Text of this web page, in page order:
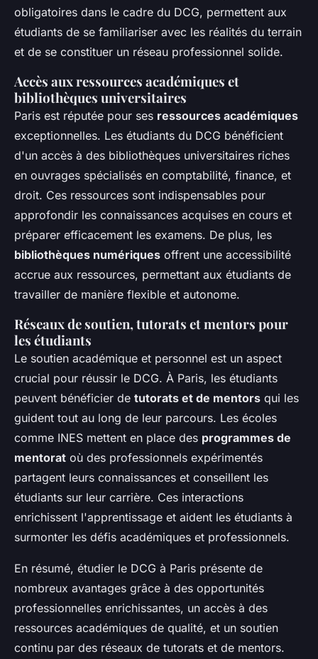
obligatoires dans le cadre du DCG, permettent aux
étudiants de se familiariser avec les réalités du terrain
et de se constituer un réseau professionnel solide.
Accès aux ressources académiques et
bibliothèques universitaires
Paris est réputée pour ses ressources académiques
exceptionnelles. Les étudiants du DCG bénéficient
d'un accès à des bibliothèques universitaires riches
en ouvrages spécialisés en comptabilité, finance, et
droit. Ces ressources sont indispensables pour
approfondir les connaissances acquises en cours et
préparer efficacement les examens. De plus, les
bibliothèques numériques offrent une accessibilité
accrue aux ressources, permettant aux étudiants de
travailler de manière flexible et autonome.
Réseaux de soutien, tutorats et mentors pour
les étudiants
Le soutien académique et personnel est un aspect
crucial pour réussir le DCG. À Paris, les étudiants
peuvent bénéficier de tutorats et de mentors qui les
guident tout au long de leur parcours. Les écoles
comme INES mettent en place des programmes de
mentorat où des professionnels expérimentés
partagent leurs connaissances et conseillent les
étudiants sur leur carrière. Ces interactions
enrichissent l'apprentissage et aident les étudiants à
surmonter les défis académiques et professionnels.
En résumé, étudier le DCG à Paris présente de
nombreux avantages grâce à des opportunités
professionnelles enrichissantes, un accès à des
ressources académiques de qualité, et un soutien
continu par des réseaux de tutorats et de mentors.